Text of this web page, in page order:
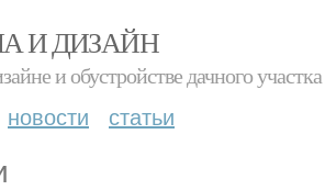
И ДИЗАЙН
и обустройстве дачного участка
новости статьи